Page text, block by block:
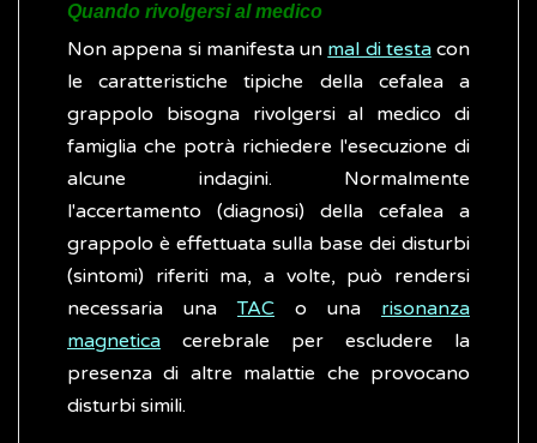
Quando rivolgersi al medico
Non appena si manifesta un mal di testacon
le caratteristiche tipiche della cefalea a
grappolo bisogna rivolgersi al medico di
famiglia che potrà richiedere l'esecuzione di
alcune indagini. Normalmente
l'accertamento (diagnosi) della cefalea a
grappolo è effettuata sulla base dei disturbi
(sintomi) riferiti ma, a volte, può rendersi
necessaria unaTAC o una risonanza
magnetica cerebrale per escludere la
presenza di altre malattie che provocano
disturbi simili.